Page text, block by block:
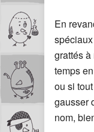
En
grattés
temps
ou si
gausser
nom,